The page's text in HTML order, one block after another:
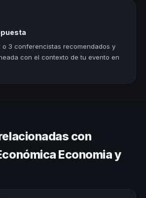
o 3 conferencistas recomendados y
con el contexto de tu evento en
con
Economia y